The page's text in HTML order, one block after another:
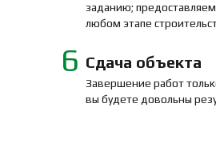
Сдача объекта
Завершение работ
вы будете довольны
6
заданию;
любом этапе